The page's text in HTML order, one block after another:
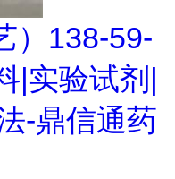
）138-59-
|实验试剂|
-鼎信通药